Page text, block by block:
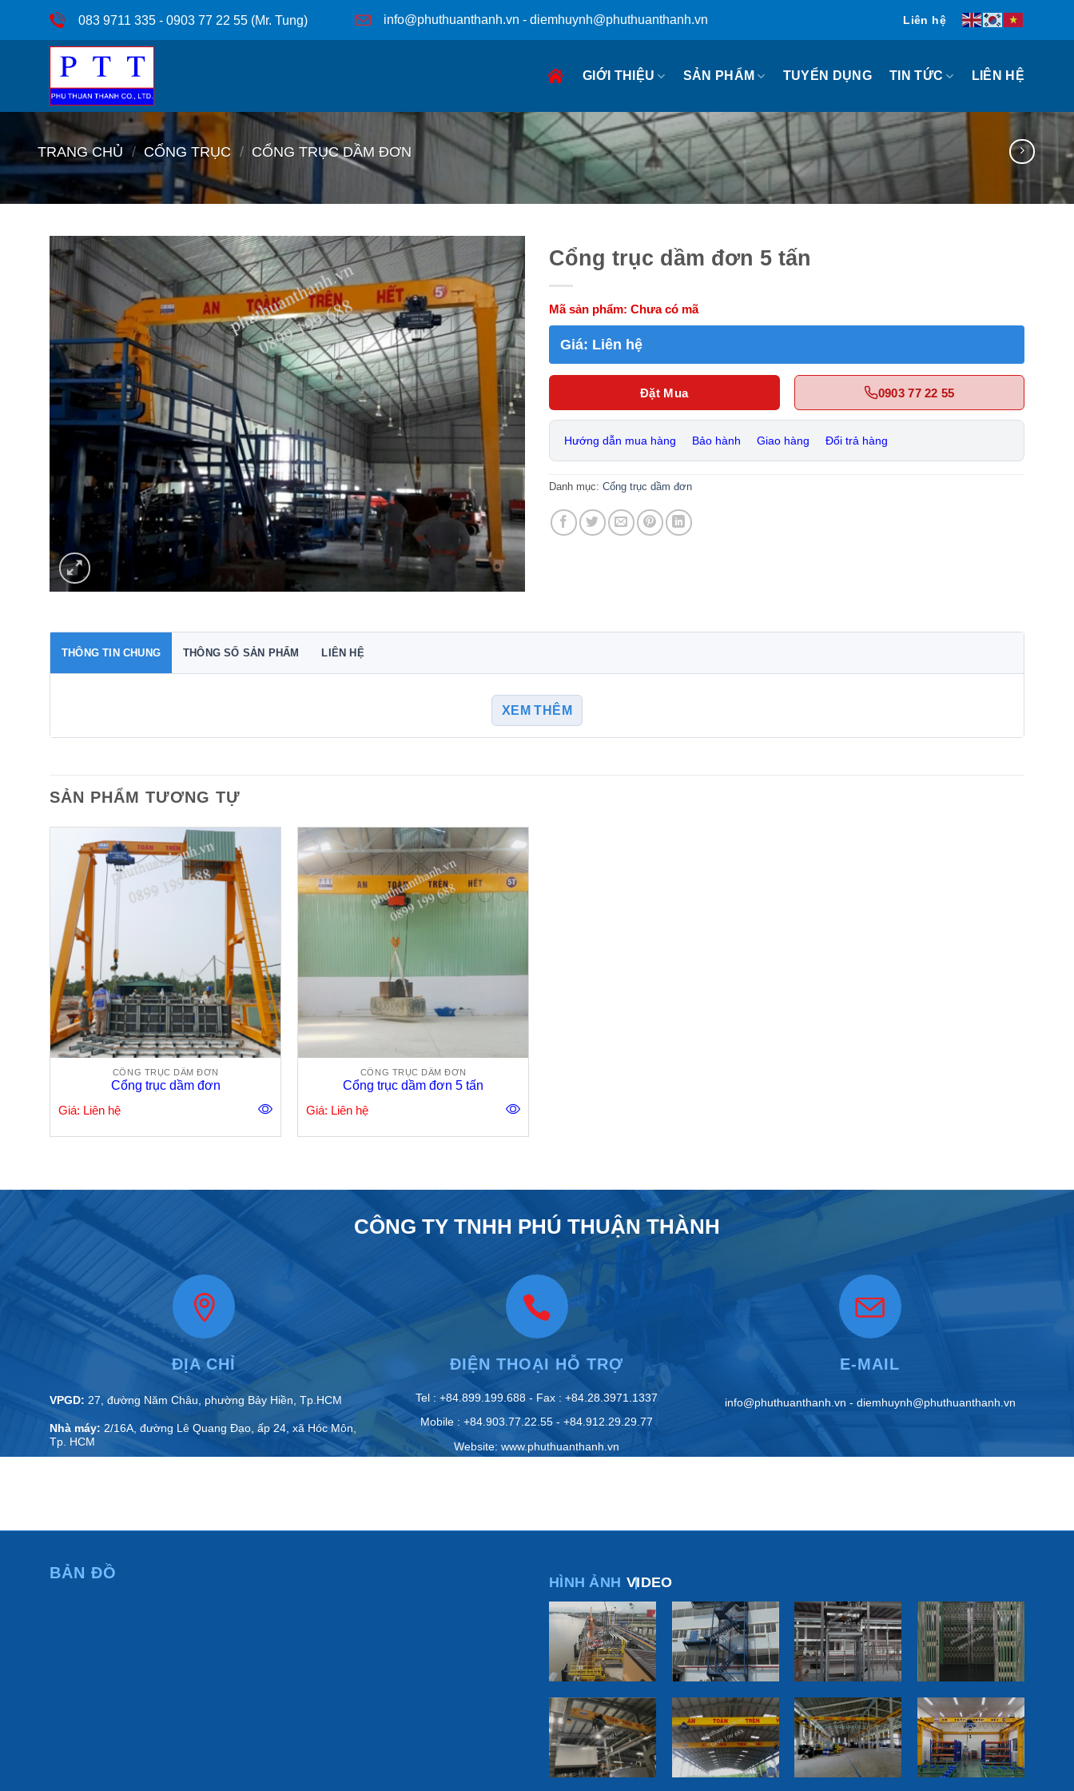
083 9711 335 - 0903 77 22 55 (Mr. Tung) info@phuthuanthanh.vn - diemhuynh@phuthuanthanh.vn Liên hệ
GIỚI THIỆU SẢN PHẨM TUYỂN DỤNG TIN TỨC LIÊN HỆ
TRANG CHỦ / CỔNG TRỤC / CỔNG TRỤC DẦM ĐƠN
Cổng trục dầm đơn 5 tấn
Mã sản phẩm: Chưa có mã
Giá: Liên hệ
Đặt Mua 0903 77 22 55
Hướng dẫn mua hàng Bảo hành Giao hàng Đổi trả hàng
Danh mục: Cổng trục dầm đơn
THÔNG TIN CHUNG THÔNG SỐ SẢN PHẨM LIÊN HỆ
XEM THÊM
SẢN PHẨM TƯƠNG TỰ
CỔNG TRỤC DẦM ĐƠN
Cổng trục dầm đơn
Giá: Liên hệ
CỔNG TRỤC DẦM ĐƠN
Cổng trục dầm đơn 5 tấn
Giá: Liên hệ
CÔNG TY TNHH PHÚ THUẬN THÀNH
ĐỊA CHỈ
VPGD: 27, đường Năm Châu, phường Bảy Hiền, Tp.HCM
Nhà máy: 2/16A, đường Lê Quang Đạo, ấp 24, xã Hóc Môn,
Tp. HCM
ĐIỆN THOẠI HỖ TRỢ
Tel : +84.899.199.688 - Fax : +84.28.3971.1337
Mobile : +84.903.77.22.55 - +84.912.29.29.77
Website: www.phuthuanthanh.vn
E-MAIL
info@phuthuanthanh.vn - diemhuynh@phuthuanthanh.vn
BẢN ĐỒ
HÌNH ẢNH VIDEO